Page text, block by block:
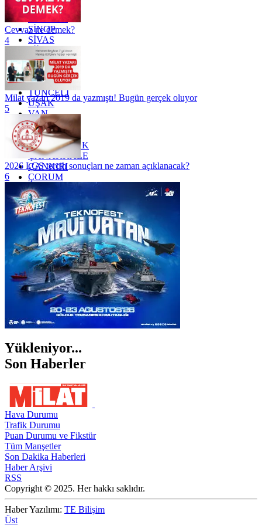
SAKARYA
SAMSUN
SİNOP
SİVAS
SİİRT
TEKİRDAĞ
TOKAT
TRABZON
TUNCELİ
UŞAK
VAN
YALOVA
YOZGAT
ZONGULDAK
ÇANAKKALE
ÇANKIRI
ÇORUM
İSTANBUL
İZMİR
ŞANLIURFA
ŞIRNAK
Cevvaz ne demek?
4
Milat yazarı 2019 da yazmıştı! Bugün gerçek oluyor
5
2026 LGS tercih sonuçları ne zaman açıklanacak?
6
Yükleniyor...
Son Haberler
Hava Durumu
Trafik Durumu
Puan Durumu ve Fikstür
Tüm Manşetler
Son Dakika Haberleri
Haber Arşivi
RSS
Copyright © 2025. Her hakkı saklıdır.
Haber Yazılımı: TE Bilişim
Üst